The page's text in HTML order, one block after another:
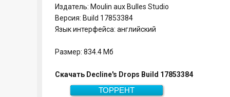
Издатель: Moulin aux Bulles Studio
Версия: Build 17853384
Язык интерфейса: английский
Размер: 834.4 Мб
Скачать Decline's Drops Build 17853384
ТОРРЕНТ
834.4 Мб
Скачать